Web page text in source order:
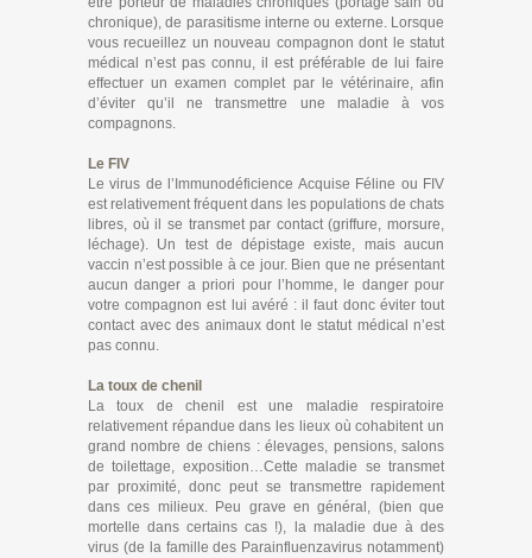
chronique), de parasitisme interne ou externe. Lorsque
vous recueillez un nouveau compagnon dont le statut
médical n’est pas connu, il est préférable de lui faire
effectuer un examen complet par le vétérinaire, afin
d’éviter qu’il ne transmettre une maladie à vos
compagnons.
Le FIV
Le virus de l’Immunodéficience Acquise Féline ou FIV
est relativement fréquent dans les populations de chats
libres, où il se transmet par contact (griffure, morsure,
léchage). Un test de dépistage existe, mais aucun
vaccin n’est possible à ce jour. Bien que ne présentant
aucun danger a priori pour l’homme, le danger pour
votre compagnon est lui avéré : il faut donc éviter tout
contact avec des animaux dont le statut médical n’est
pas connu.
La toux de chenil
La toux de chenil est une maladie respiratoire
relativement répandue dans les lieux où cohabitent un
grand nombre de chiens : élevages, pensions, salons
de toilettage, exposition…Cette maladie se transmet
par proximité, donc peut se transmettre rapidement
dans ces milieux. Peu grave en général, (bien que
mortelle dans certains cas !), la maladie due à des
virus (de la famille des Parainfluenzavirus notamment)